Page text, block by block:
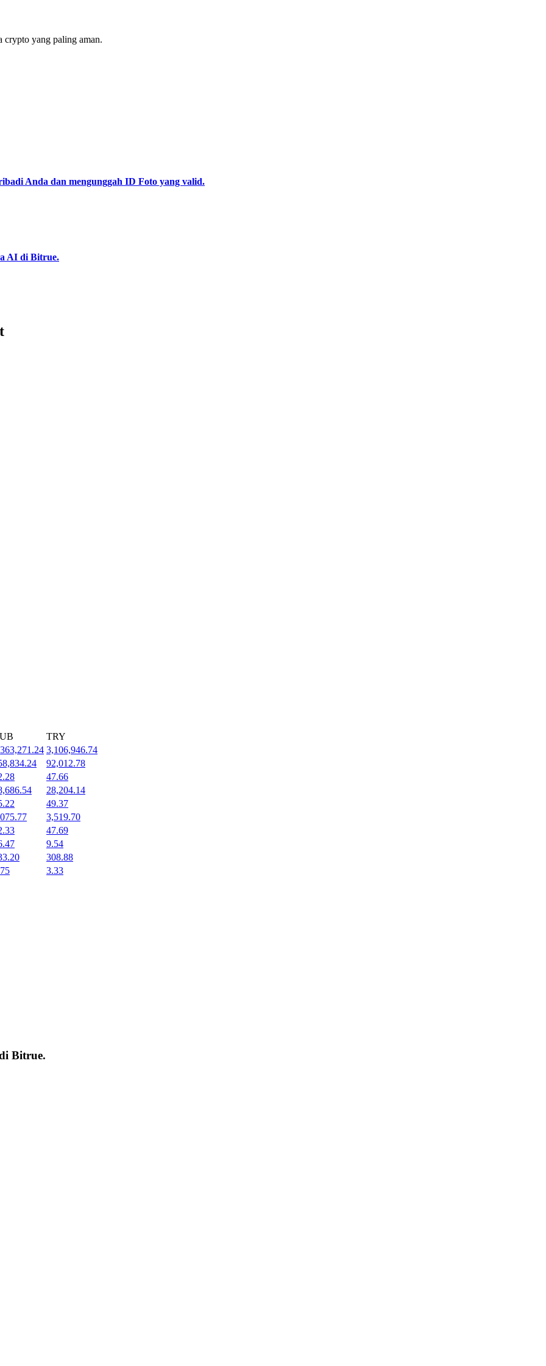
crypto yang paling aman.
Anda dan mengunggah ID Foto yang valid.
AI di Bitrue.
TRY
3,106,946.74
92,012.78
47.66
28,204.14
49.37
3,519.70
47.69
9.54
308.88
3.33
Bitrue.